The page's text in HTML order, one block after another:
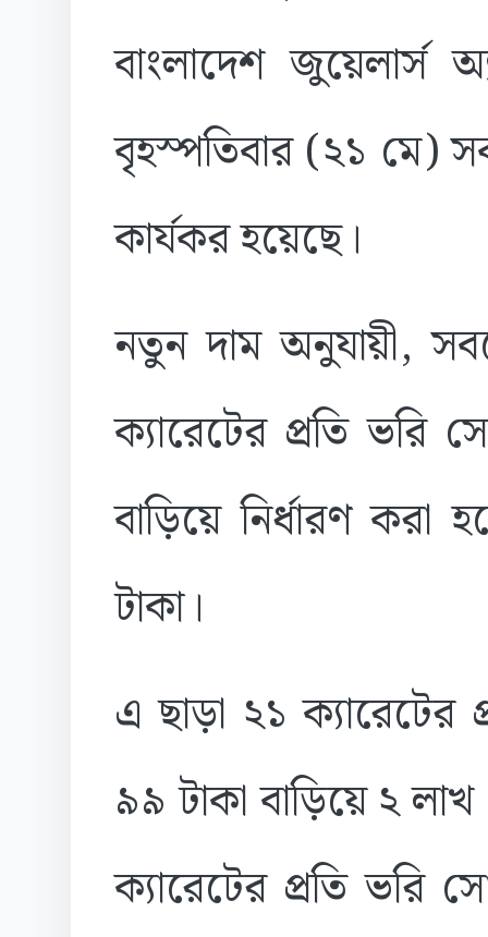
বাংলাদেশ
বৃহস্পতিবার (২১ মে)
কার্যকর হয়েছে।
নতুন দাম অনুযায়ী,
ক্যারেটের প্রতি ভরি
বাড়িয়ে নির্ধারণ
টাকা।
এ ছাড়া ২১ ক্যারেটের
৯৯ টাকা বাড়িয়ে ২
ক্যারেটের প্রতি ভরি